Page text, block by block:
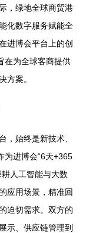
，绿地全球商贸港
化数字服务赋能全
进博会平台上的创
在为全球客商提供
方案。
，始终是新技术、
为进博会“6天+365
人工智能与大数
应用场景，精准回
迫切需求。双方的
示、供应链管理到